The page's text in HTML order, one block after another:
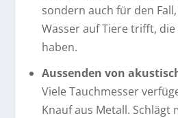
sondern auch für den
Wasser auf Tiere trifft,
haben.
Aussenden von
Viele Tauchmesser
Knauf aus Metall. Schlägt